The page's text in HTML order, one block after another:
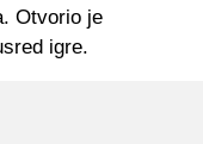
Otvorio je
igre.